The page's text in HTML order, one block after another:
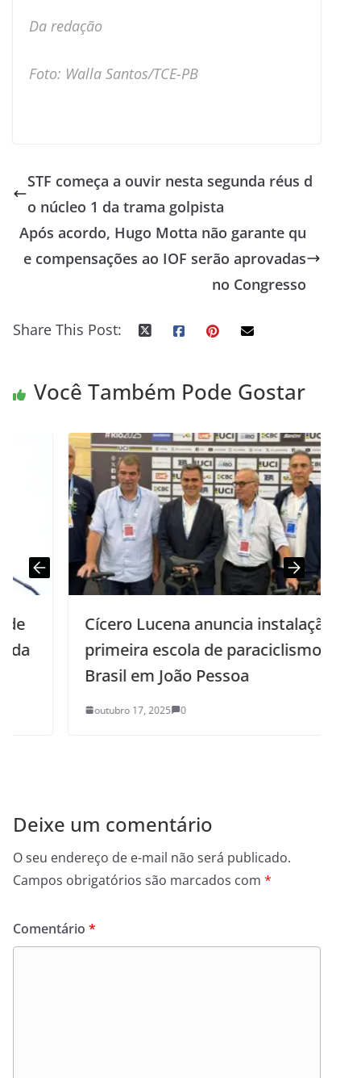
Da redação
Foto: Walla Santos/TCE-PB
STF começa a ouvir nesta segunda réus d
o núcleo 1 da trama golpista
Após acordo, Hugo Motta não garante qu
e compensações ao IOF serão aprovadas
no Congresso
Share This Post:
Você Também Pode Gostar
Cícero Lucena anuncia instalação da
primeira escola de paraciclismo do
Brasil em João Pessoa
outubro 17, 2025 0
Deixe um comentário
O seu endereço de e-mail não será publicado.
Campos obrigatórios são marcados com *
Comentário *